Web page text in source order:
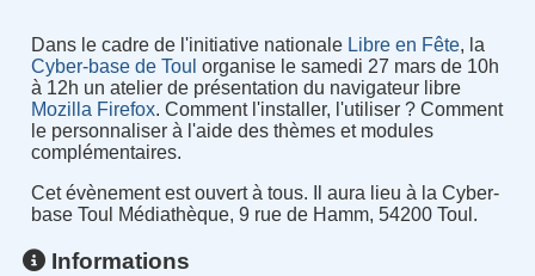
Dans le cadre de l'initiative nationale Libre en Fête, la
Cyber-base de Toul organise le samedi 27 mars de 10h
à 12h un atelier de présentation du navigateur libre
Mozilla Firefox. Comment l'installer, l'utiliser ? Comment
le personnaliser à l'aide des thèmes et modules
complémentaires.
Cet évènement est ouvert à tous. Il aura lieu à la Cyber-
base Toul Médiathèque, 9 rue de Hamm, 54200 Toul.
Informations